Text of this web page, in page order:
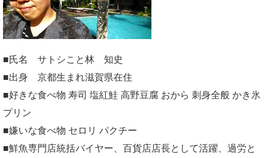
■氏名 サトシこと林 知史
■出身 京都生まれ滋賀県在住
■好きな食べ物 寿司 塩紅鮭 高野豆腐 おから 刺身全般 かき氷
プリン
■嫌いな食べ物 セロリ パクチー
■鮮魚専門店統括バイヤー、百貨店店長として活躍、過労と